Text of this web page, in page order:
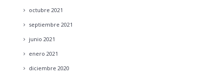
octubre 2021
septiembre 2021
junio 2021
enero 2021
diciembre 2020